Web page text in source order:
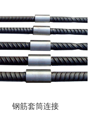
钢筋套筒连接